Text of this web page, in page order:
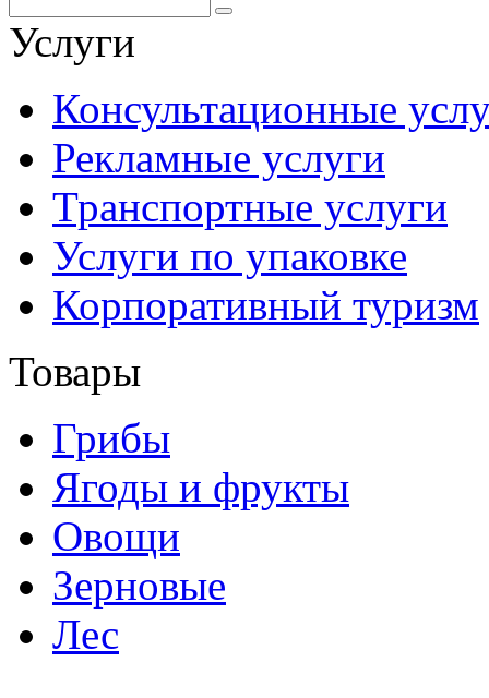
Услуги
Консультационные
Рекламные услуги
Транспортные услуги
Услуги по упаковке
Корпоративный туризм
Товары
Грибы
Ягоды и фрукты
Овощи
Зерновые
Лес